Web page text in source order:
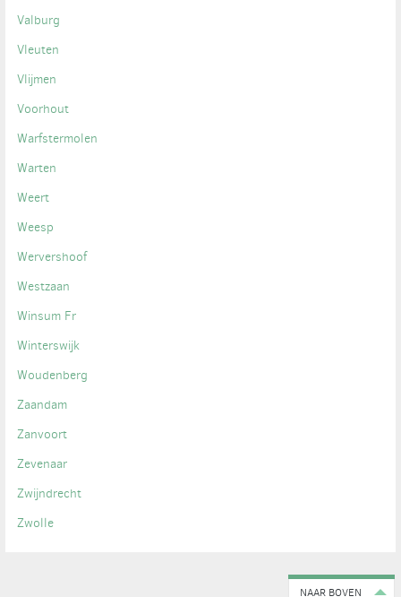
Valburg
Vleuten
Vlijmen
Voorhout
Warfstermolen
Warten
Weert
Weesp
Wervershoof
Westzaan
Winsum Fr
Winterswijk
Woudenberg
Zaandam
Zanvoort
Zevenaar
Zwijndrecht
Zwolle
NAAR BOVEN